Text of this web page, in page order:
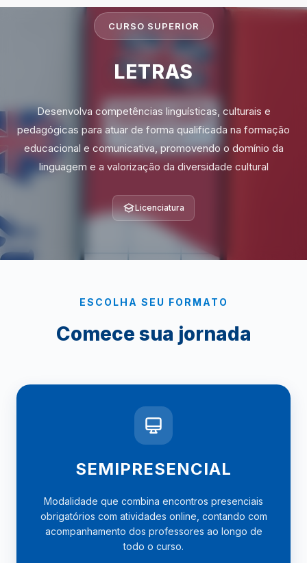
CURSO SUPERIOR
LETRAS
Desenvolva competências linguísticas, culturais e
pedagógicas para atuar de forma qualificada na formação
educacional e comunicativa, promovendo o domínio da
linguagem e a valorização da diversidade cultural
Licenciatura
ESCOLHA SEU FORMATO
Comece sua jornada
SEMIPRESENCIAL
Modalidade que combina encontros presenciais
obrigatórios com atividades online, contando com
acompanhamento dos professores ao longo de
todo o curso.